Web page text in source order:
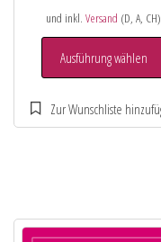
und inkl.Versand (D, A, CH)
Ausführung wählen